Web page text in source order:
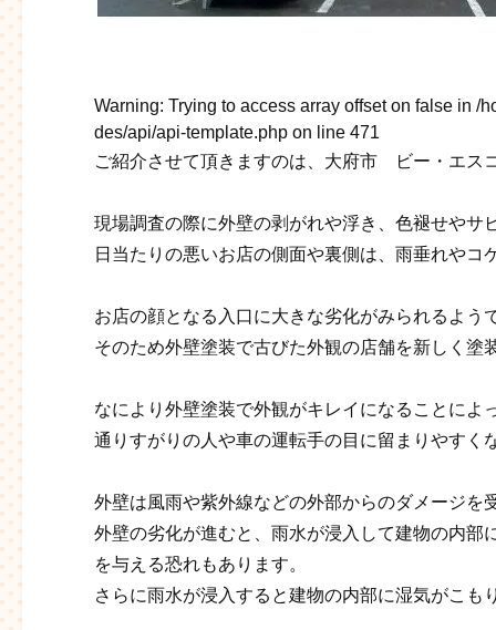
Warning: Trying to access array offset on false in /
des/api/api-template.php on line 471
ご紹介させて頂きますのは、大府市 ビー・エス
現場調査の際に外壁の剥がれや浮き、色褪せやサ
日当たりの悪いお店の側面や裏側は、雨垂れやコ
お店の顔となる入口に大きな劣化がみられるよ
そのため外壁塗装で古びた外観の店舗を新しく
なにより外壁塗装で外観がキレイになることに
通りすがりの人や車の運転手の目に留まりやす
外壁は風雨や紫外線などの外部からのダメージ
外壁の劣化が進むと、雨水が浸入して建物の内
を与える恐れもあります。
さらに雨水が浸入すると建物の内部に湿気がこも